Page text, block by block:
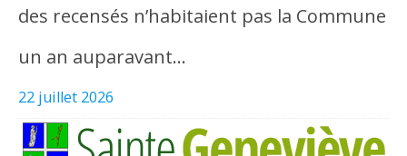
des recensés n’habitaient pas la Commune
un an auparavant…
22 juillet 2026